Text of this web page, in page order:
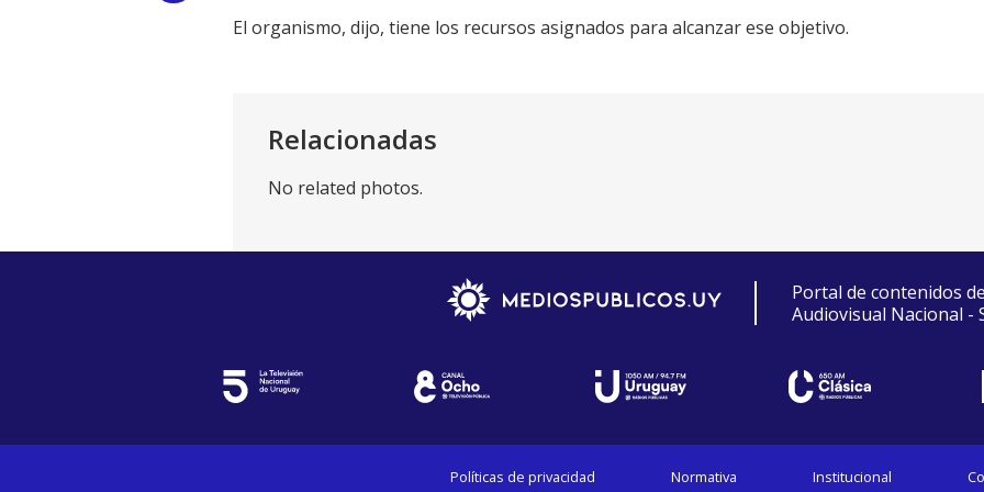
LinkEl organismo, dijo, tiene los recursos asignados para alcanzar ese objetivo.
Relacionadas
No related photos.
Portal de contenidos
Audiovisual Nacional -
Políticas de privacidad Normativa Institucional